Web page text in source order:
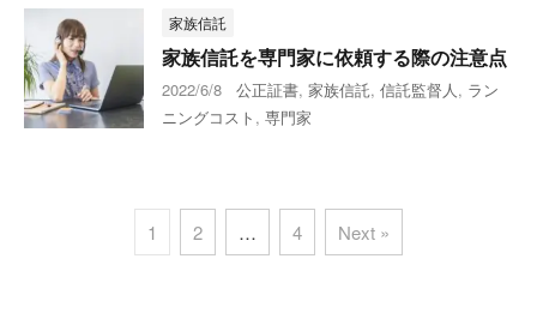
家族信託
家族信託を専門家に依頼する際の注意点
2022/6/8 公正証書, 家族信託, 信託監督人, ラン
ニングコスト , 専門家
1 2 … 4 Next »